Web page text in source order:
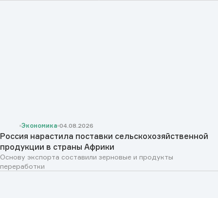
Экономика 04.08.2026
Россия нарастила поставки сельскохозяйственной
продукции в страны Африки
Основу экспорта составили зерновые и продукты
переработки